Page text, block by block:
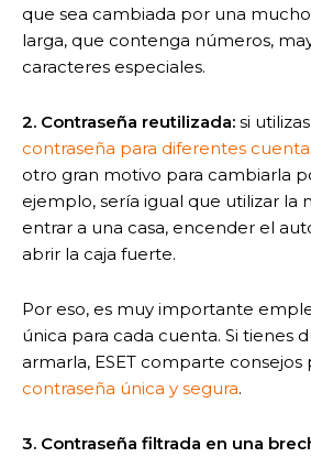
que sea cambiada por una
larga, que contenga números,
caracteres especiales.
2. Contraseña reutilizada: si utilizas
contraseña para diferentes
otro gran motivo para cambiarla
ejemplo, sería igual que utilizar la
entrar a una casa, encender el
abrir la caja fuerte.
Por eso, es muy importante
única para cada cuenta. Si tienes
armarla, ESET comparte consejos
contraseña única y segura.
3. Contraseña filtrada en una